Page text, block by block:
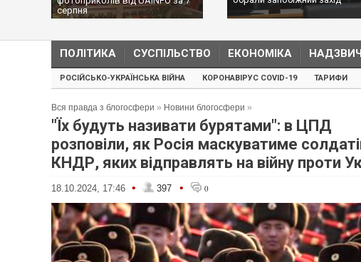
серпня
ПОЛІТИКА СУСПІЛЬСТВО ЕКОНОМІКА
РОСІЙСЬКО-УКРАЇНСЬКА ВІЙНА КОРОНАВІРУС COVID-19 ТАРИФИ
Вся правда з блогосфери » Новини блогосфери »
"Їх будуть називати бурятами": в ЦПД
розповіли, як Росія маскуватиме
КНДР, яких відправлять на війну проти
18.10.2024, 17:46 • 397 • 0